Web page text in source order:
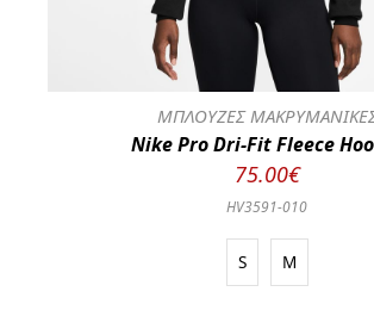
ΜΠΛΟΥΖΕΣ
Nike Pro Dri-Fit Fleece
75.00€
HV3591-010
S M